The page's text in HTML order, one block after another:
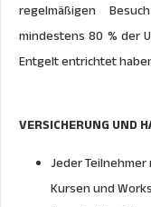
regelmäßigen
mindestens 80 % der
Entgelt entrichtet
VERSICHERUNG UND
Jeder
Kursen und